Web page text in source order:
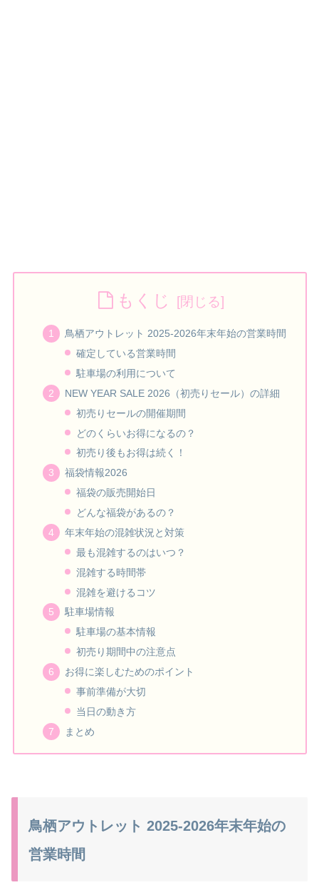
もくじ
鳥栖アウトレット 2025-2026年末年始の営業時間
確定している営業時間
駐車場の利用について
NEW YEAR SALE 2026（初売りセール）の詳細
初売りセールの開催期間
どのくらいお得になるの？
初売り後もお得は続く！
福袋情報2026
福袋の販売開始日
どんな福袋があるの？
年末年始の混雑状況と対策
最も混雑するのはいつ？
混雑する時間帯
混雑を避けるコツ
駐車場情報
駐車場の基本情報
初売り期間中の注意点
お得に楽しむためのポイント
事前準備が大切
当日の動き方
まとめ
鳥栖アウトレット 2025-2026年末年始の
営業時間